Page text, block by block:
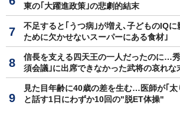
東の｢大躍進政策｣の悲劇的結末
不足すると｢うつ病｣が増え､子どものIQ
ために欠かせないスーパーにある食材｣
信長を支える四天王の一人だったのに…
須会議｣に出席できなかった武将の哀れな
見た目年齢に40歳の差を生む…医師が｢太
と話す1日にわずか10回の"脱ET体操"